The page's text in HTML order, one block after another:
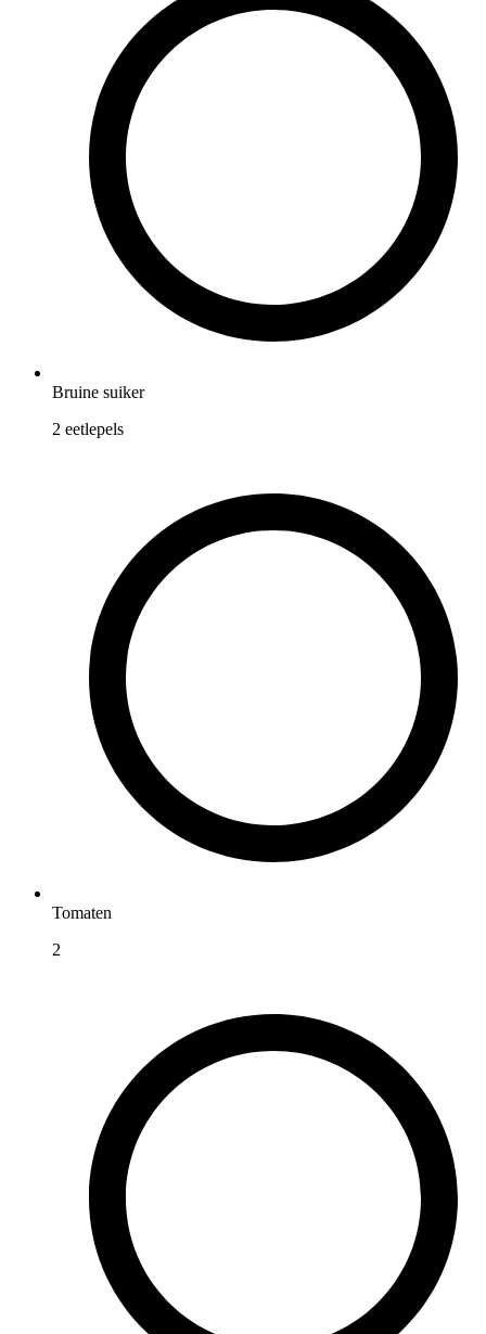
Bruine suiker
2 eetlepels
Tomaten
2